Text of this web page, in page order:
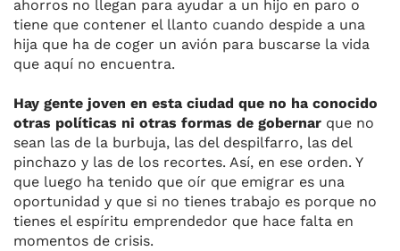
ahorros no llegan para ayudar a un hijo en paro o
tiene que contener el llanto cuando despide a una
hija que ha de coger un avión para buscarse la vida
que aquí no encuentra.
Hay gente joven en esta ciudad que no ha conocido
otras políticas ni otras formas de gobernar que no
sean las de la burbuja, las del despilfarro, las del
pinchazo y las de los recortes. Así, en ese orden. Y
que luego ha tenido que oír que emigrar es una
oportunidad y que si no tienes trabajo es porque no
tienes el espíritu emprendedor que hace falta en
momentos de crisis.